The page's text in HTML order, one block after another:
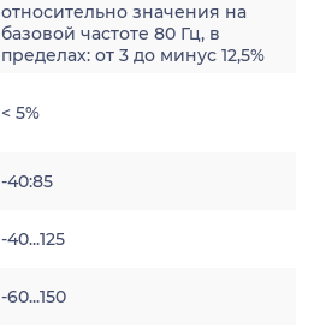
относительно значения на
базовой частоте 80 Гц, в
пределах: от 3 до минус 12,5%
< 5%
-40:85
-40...125
-60...150